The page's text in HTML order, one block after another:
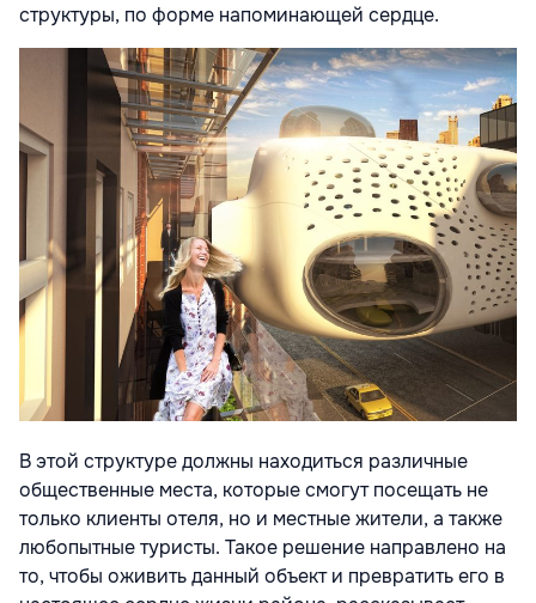
структуры, по форме напоминающей сердце.
В этой структуре должны находиться различные
общественные места, которые смогут посещать не
только клиенты отеля, но и местные жители, а также
любопытные туристы. Такое решение направлено на
то, чтобы оживить данный объект и превратить его в